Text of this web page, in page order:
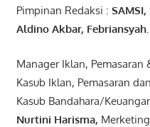
Pimpinan Redaksi : SAMSI,
Aldino Akbar, Febriansyah.
Manager Iklan, Pemasaran
Kasub Iklan, Pemasaran
Kasub Bandahara/
Nurtini Harisma,